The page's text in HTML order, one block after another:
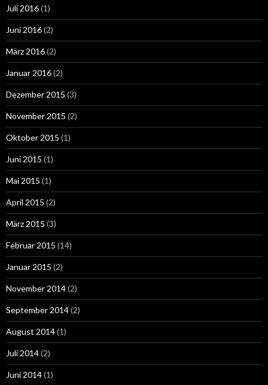
Juli 2016(1)
Juni 2016(2)
März 2016(2)
Januar 2016(2)
Dezember 2015 (3)
November 2015 (2)
Oktober 2015 (1)
Juni 2015 (1)
Mai 2015 (1)
April 2015 (2)
März 2015 (3)
Februar 2015 (14)
Januar 2015 (2)
November 2014(2)
September 2014(2)
August 2014(1)
Juli 2014(2)
Juni 2014(1)